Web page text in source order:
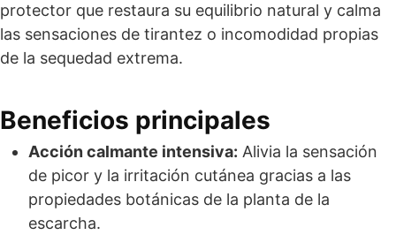
protector que restaura su equilibrio natural y calma
las sensaciones de tirantez o incomodidad propias
de la sequedad extrema.
Beneficios principales
Acción calmante intensiva: Alivia la sensación
de picor y la irritación cutánea gracias a las
propiedades botánicas de la planta de la
escarcha.